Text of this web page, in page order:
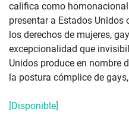
califica como
presentar a Estados Unidos
los derechos de mujeres,
excepcionalidad que
Unidos produce en nombre
la postura cómplice de
[Disponible]